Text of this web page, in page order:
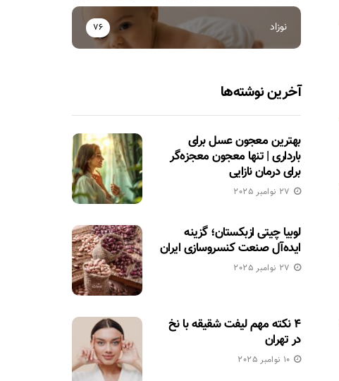
نوزاد 76
آخرین نوشته‌ها
بهترین معجون عسل برای
بارداری | تنها معجون معجزه‌گر
برای درمان نازایی
27 نوامبر 2025
لوبیا چیتی ازبکستان؛ گزینه
ایده‌آل صنعت کنسروسازی ایران
27 نوامبر 2025
۴ نکته مهم لیفت شقیقه با نخ
در تهران
10 نوامبر 2025